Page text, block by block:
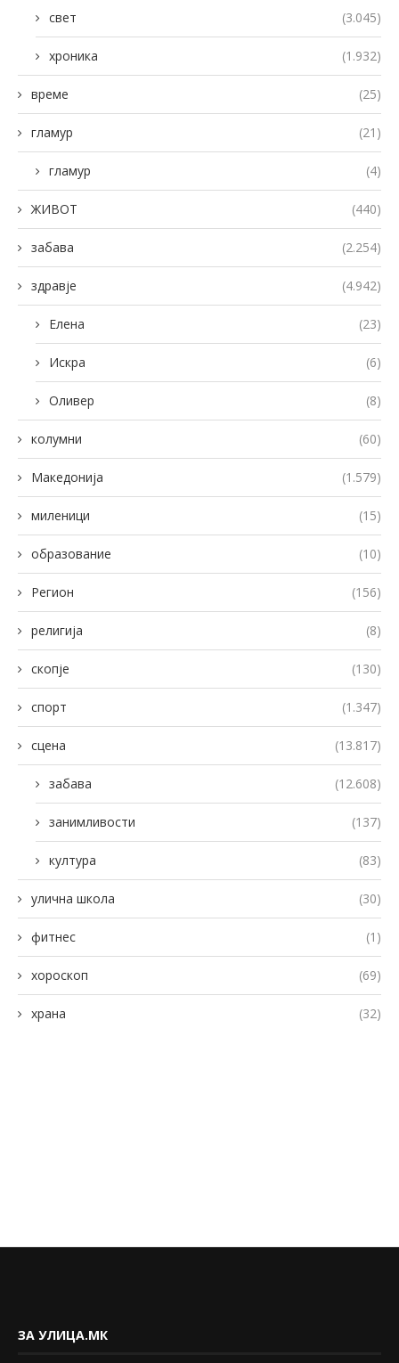
свет (3.045)
хроника (1.932)
време (25)
гламур (21)
гламур (4)
ЖИВОТ (440)
забава (2.254)
здравје (4.942)
Елена (23)
Искра (6)
Оливер (8)
колумни (60)
Македонија (1.579)
миленици (15)
образование (10)
Регион (156)
религија (8)
скопје (130)
спорт (1.347)
сцена (13.817)
забава (12.608)
занимливости (137)
култура (83)
улична школа (30)
фитнес (1)
хороскоп (69)
храна (32)
ЗА УЛИЦА.МК